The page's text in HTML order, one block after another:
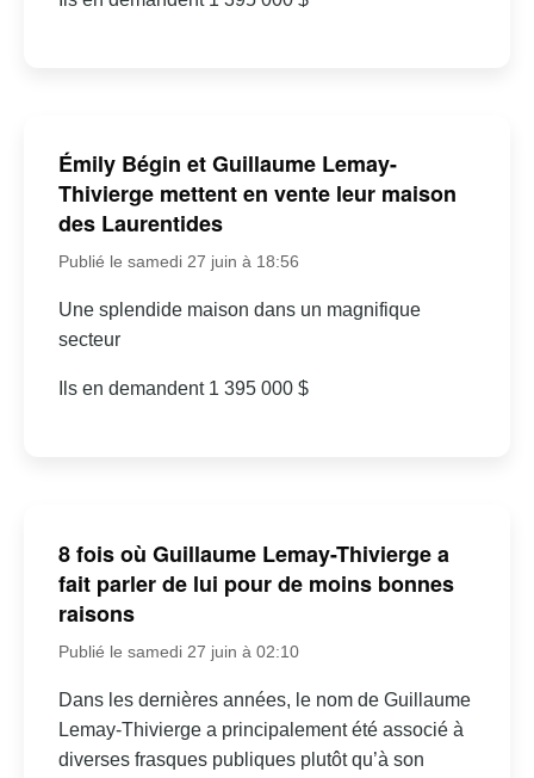
Émily Bégin et Guillaume Lemay-
Thivierge mettent en vente leur maison
des Laurentides
Publié le samedi 27 juin à 18:56
Une splendide maison dans un magnifique
secteur
Ils en demandent 1 395 000 $
8 fois où Guillaume Lemay-Thivierge a
fait parler de lui pour de moins bonnes
raisons
Publié le samedi 27 juin à 02:10
Dans les dernières années, le nom de Guillaume
Lemay-Thivierge a principalement été associé à
diverses frasques publiques plutôt qu’à son